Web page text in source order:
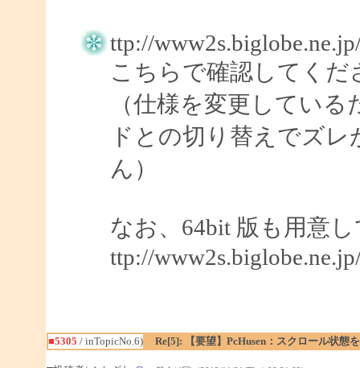
ttp://
こちらで確認してくだ
（仕様を変更してい
ドとの切り替えでズ
ん）
なお、64bit 版も用意
ttp://
■5305 / inTopicNo.6) Re[5]: 【要望】PcHusen：スクロール状態